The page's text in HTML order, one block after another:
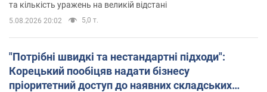
та кількість уражень на великій відстані
5.08.2026 20:02 5,0 т.
"Потрібні швидкі та нестандартні підходи":
Корецький пообіцяв надати бізнесу
пріоритетний доступ до наявних складських